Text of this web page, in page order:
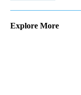
Explore More